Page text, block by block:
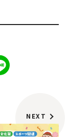
NEXT